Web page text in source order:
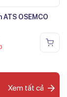
ATS OSEMCO
Xem tất cả